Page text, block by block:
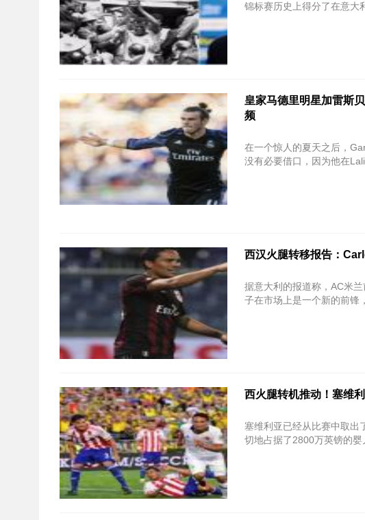
锦标赛历史上得分了在意大
皇家马德里明星加雷斯
频
在一个惊人的夏天之后，
没有必要借口，因为他在
西汉火腿转移报告：
据意大利的报道称，AC米兰
子在市场上是一个新的前锋
西火腿转机推动！塞维
塞维利亚已经从比赛中取出
切地占据了2800万英镑的